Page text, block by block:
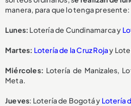
manera, para que lo tenga presente:
Lunes: Lotería de Cundinamarca y
Martes: Lotería de la Cruz Rojay
Miércoles: Lotería de Manizales,
Meta.
Jueves: Lotería de Bogotá y Lotería